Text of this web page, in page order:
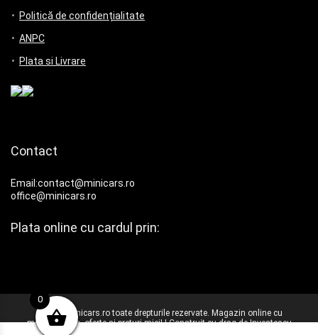
Politică de confidențialitate
ANPC
Plata si Livrare
Contact
Email:contact@minicars.ro
office@minicars.ro
Plata online cu cardul prin:
© 2025 Minicars.ro toate drepturile rezervate. Magazin online cu
machete auto, oferte si preturi mici! | Construit cu drag deInvestescu
0